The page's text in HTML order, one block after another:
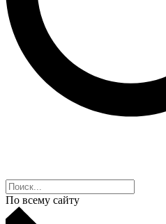
По всему сайту